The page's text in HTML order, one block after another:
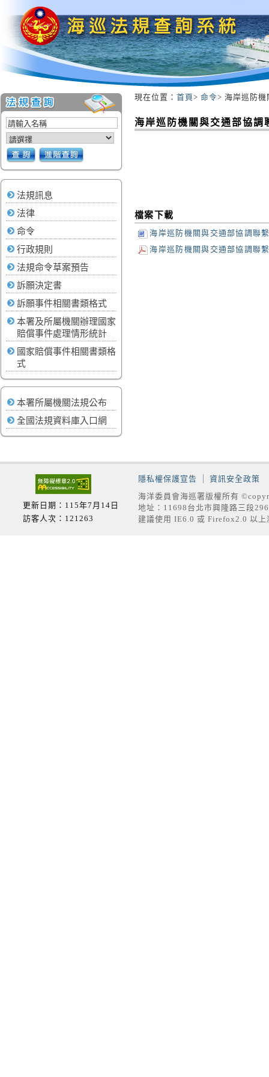
法規訊息
法律
命令
行政規則
法規命令草案預告
訴願決定書
訴願事件相關書類格式
本署及所屬機關辦理國家
賠償事件處理情形統計
國家賠償事件相關書類格
式
本署所屬機關法規公布
全國法規資料庫入口網
現在位置： 首頁> 命令> 海岸巡防
海岸巡防機關與交通部協
檔案下載
海岸巡防機關與交通部協調聯
海岸巡防機關與交通部協調聯
更新日期：115年7月14日
訪客人次：121263
隱私權保護宣告
資訊安全政策
海洋委員會海巡署版權所有
地址：11698台北市興隆路三段
建議使用 IE6.0 或 Firefox2.0 以